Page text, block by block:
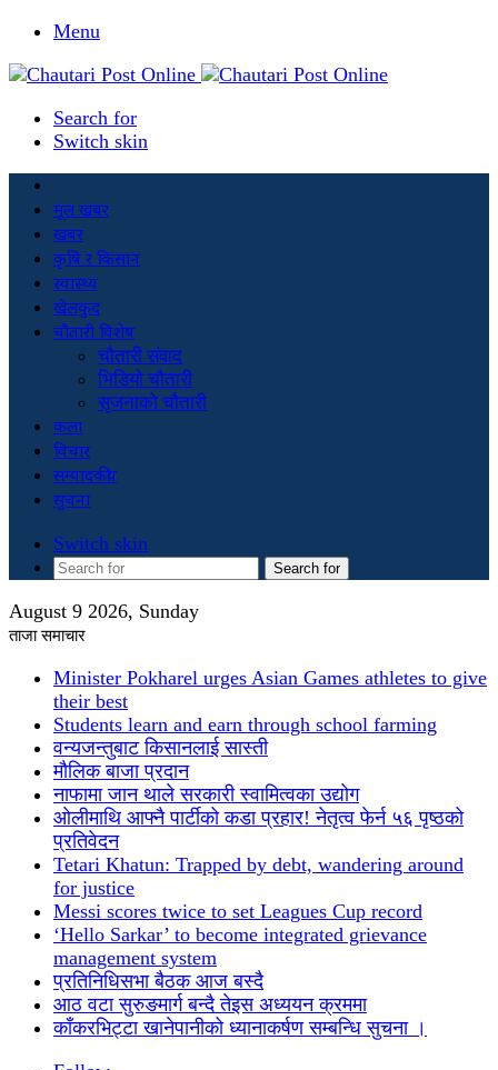
Menu
Search for
Switch skin
मूल खबर
खबर
कृषि र किसान
स्वास्थ्य
खेलकुद
चौतारी विशेष
चौतारी संवाद
भिडियो चौतारी
सृजनाको चौतारी
कला
विचार
सम्पादकीय
सुचना
Switch skin
Search for
August 9 2026, Sunday
ताजा समाचार
Minister Pokharel urges Asian Games athletes to give
their best
Students learn and earn through school farming
वन्यजन्तुबाट किसानलाई सास्ती
मौलिक बाजा प्रदान
नाफामा जान थाले सरकारी स्वामित्वका उद्योग
ओलीमाथि आफ्नै पार्टीको कडा प्रहार! नेतृत्व फेर्न ५६ पृष्ठको
प्रतिवेदन
Tetari Khatun: Trapped by debt, wandering around
for justice
Messi scores twice to set Leagues Cup record
‘Hello Sarkar’ to become integrated grievance
management system
प्रतिनिधिसभा बैठक आज बस्दै
आठ वटा सुरुङमार्ग बन्दै तेइस अध्ययन क्रममा
काँकरभिट्टा खानेपानीको ध्यानाकर्षण सम्बन्धि सुचना ।